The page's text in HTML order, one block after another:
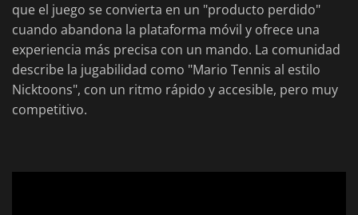
que el juego se convierta en un "producto perdido"
cuando abandona la plataforma móvil y ofrece una
experiencia más precisa con un mando. La comunidad
describe la jugabilidad como "Mario Tennis al estilo
Nicktoons", con un ritmo rápido y accesible, pero muy
competitivo.